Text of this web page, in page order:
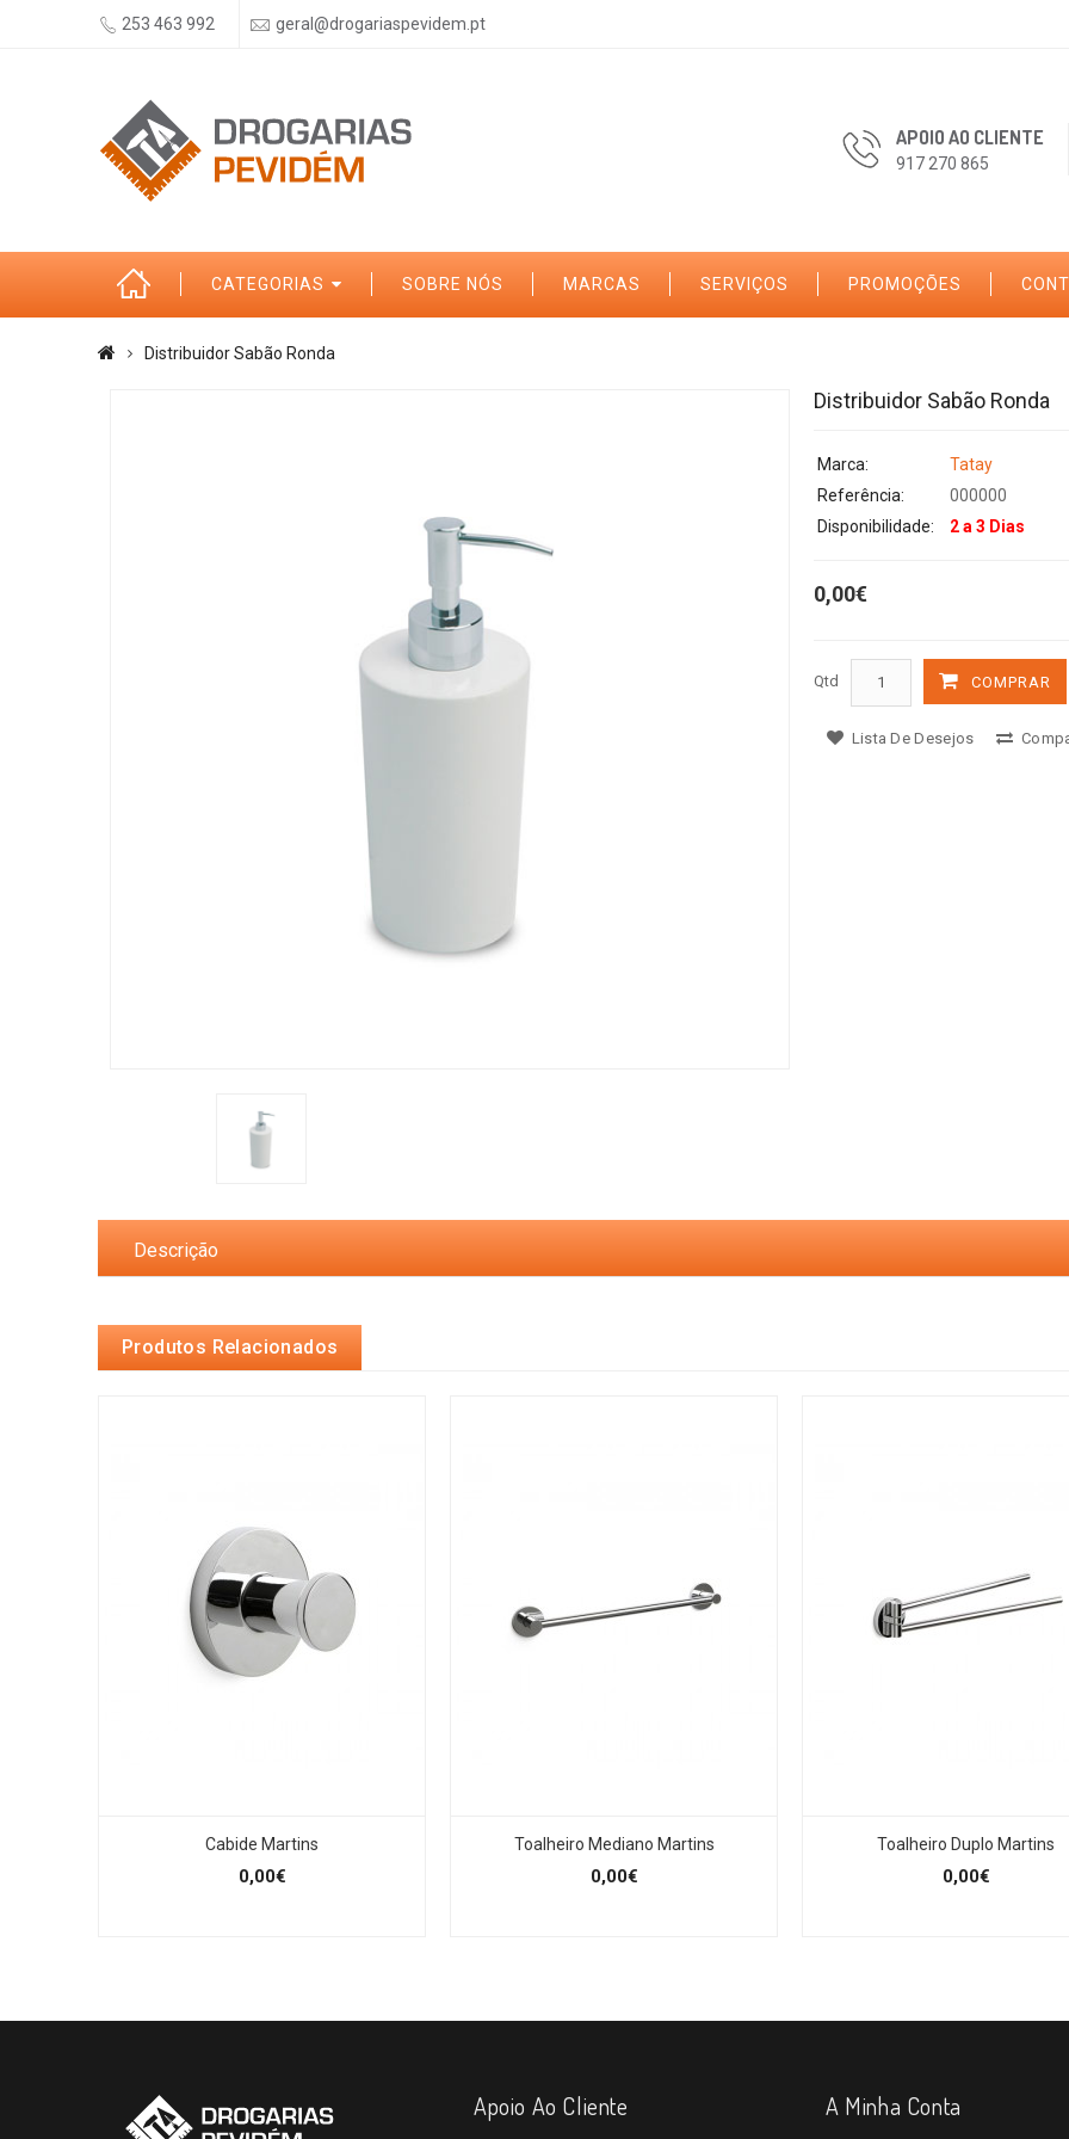
253 463 992 geral@drogariaspevidem.pt
APOIO AO CLIENTE
917 270 865
CATEGORIAS SOBRE NÓS MARCAS SERVIÇOS PROMOÇÕES
Distribuidor Sabão Ronda
Distribuidor Sabão Ronda
Marca:
Tatay
Referência:
000000
Disponibilidade:
2 a 3 Dias
0,00€
Qtd COMPRAR
Lista De Desejos
Descrição
Produtos Relacionados
Cabide Martins
0,00€
Toalheiro Mediano Martins
0,00€
Toalheiro Duplo Martins
0,00€
Apoio Ao Cliente A Minha Conta